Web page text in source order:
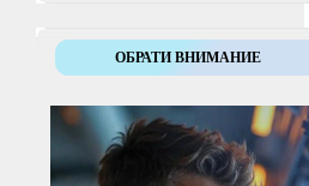
ОБРАТИ ВНИМАНИЕ